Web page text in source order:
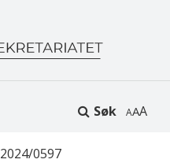
Søk A
2024/0597